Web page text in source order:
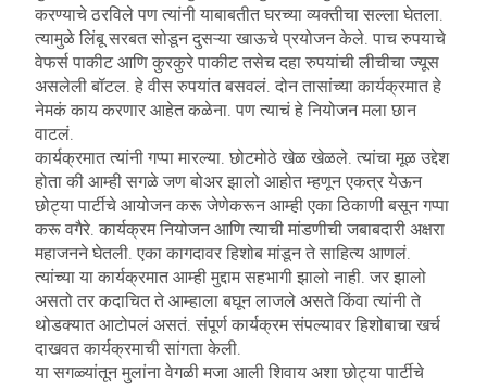
करण्याचे ठरविले पण त्यांनी याबाबतीत घरच्या व्यक्तीचा सल्ला घेतला.
त्यामुळे लिंबू सरबत सोडून दुसऱ्या खाऊचे प्रयोजन केले. पाच रुपयाचे
वेफर्स पाकीट आणि कुरकुरे पाकीट तसेच दहा रुपयांची लीचीचा ज्यूस
असलेली बॉटल. हे वीस रुपयांत बसवलं. दोन तासांच्या कार्यक्रमात हे
नेमकं काय करणार आहेत कळेना. पण त्याचं हे नियोजन मला छान
वाटलं.
कार्यक्रमात त्यांनी गप्पा मारल्या. छोटमोठे खेळ खेळले. त्यांचा मूळ उद्देश
होता की आम्ही सगळे जण बोअर झालो आहोत म्हणून एकत्र येऊन
छोट्या पार्टीचे आयोजन करू जेणेकरून आम्ही एका ठिकाणी बसून गप्पा
करू वगैरे. कार्यक्रम नियोजन आणि त्याची मांडणीची जबाबदारी अक्षरा
महाजनने घेतली. एका कागदावर हिशोब मांडून ते साहित्य आणलं.
त्यांच्या या कार्यक्रमात आम्ही मुद्दाम सहभागी झालो नाही. जर झालो
असतो तर कदाचित ते आम्हाला बघून लाजले असते किंवा त्यांनी ते
थोडक्यात आटोपलं असतं. संपूर्ण कार्यक्रम संपल्यावर हिशोबाचा खर्च
दाखवत कार्यक्रमाची सांगता केली.
या सगळ्यांतून मुलांना वेगळी मजा आली शिवाय अशा छोट्या पार्टीचे